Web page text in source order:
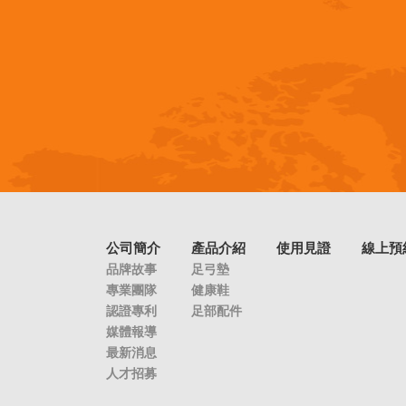
公司簡介
品牌故事
專業團隊
認證專利
媒體報導
最新消息
人才招募
產品介紹
足弓墊
健康鞋
足部配件
使用見證 線上預